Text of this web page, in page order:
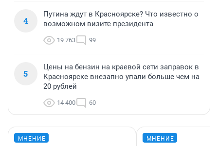
4
Путина ждут в Красноярске? Что известно о
возможном визите президента
19 763 99
5
Цены на бензин на краевой сети заправок в
Красноярске внезапно упали больше чем на
20 рублей
14 400 60
МНЕНИЕ МНЕНИЕ